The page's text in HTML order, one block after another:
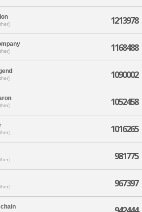
1213978
1168488
1090002
1052458
1016265
981775
967397